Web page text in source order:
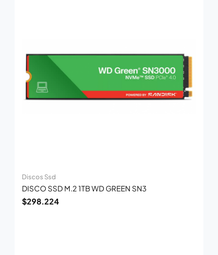
Discos Ssd
DISCO SSD M.2 1TB WD GREEN SN3
$298.224